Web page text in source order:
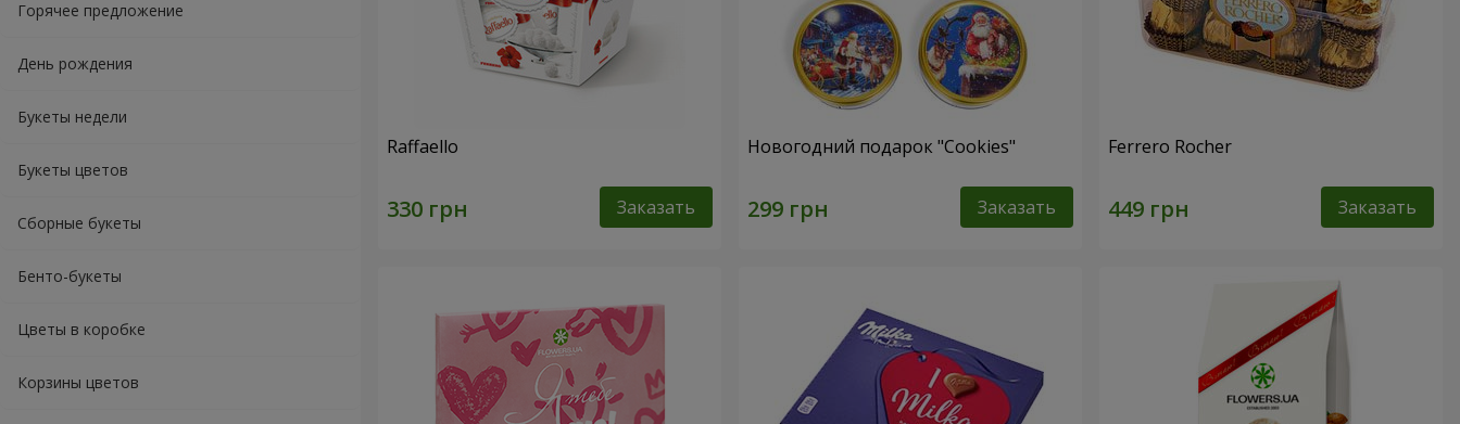
Горячее предложение
День рождения
Букеты недели
Букеты цветов
Сборные букеты
Бенто-букеты
Цветы в коробке
Корзины цветов
Raffaello
Заказать
Новогодний подарок "Cookies"
Заказать
Ferrero Rocher
Заказать